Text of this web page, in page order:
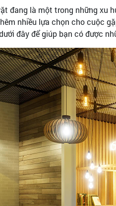
đang là một trong những xu
nhiều lựa chọn cho cuộc
đây để giúp bạn có được